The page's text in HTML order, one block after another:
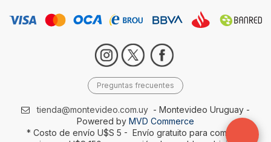
Preguntas frecuentes
tienda@montevideo.com.uy - Montevideo Uruguay -
Powered by MVD Commerce
* Costo de envío U$S 5 - Envío gratuito para compras